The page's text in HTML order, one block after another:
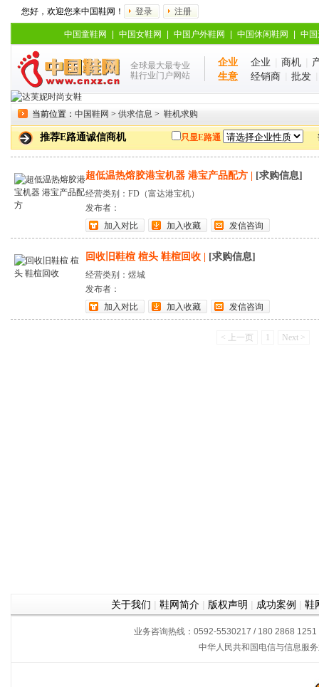
您好，欢迎您来中国鞋网！ 登录 注册
中国童鞋网 中国女鞋网 中国户外鞋网 中国休闲鞋网 中
全球最大最专业
鞋行业门户网站
企业
生意
企业 商机
经销商
批发
当前位置： 中国鞋网 > 供求信息 > 鞋机求购
推荐E路通诚信商机 只显E路通
超低温热熔胶港宝机器 港宝产品配方 [求购信息]
经营类别：FD（富达港宝机）
发布者：
加入对比
加入收藏 发信咨询
回收旧鞋楦 楦头 鞋楦回收 [求购信息]
经营类别：煜城
发布者：
加入对比
加入收藏 发信咨询
< 上一页 1 Next >
关于我们 | 鞋网简介 | 版权声明 | 成功案例 | 鞋
业务咨询热线：0592-5530217 / 180 2868 1251
中华人民共和国电信与信息服